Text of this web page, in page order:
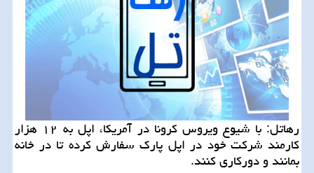
رهاتل: با شیوع ویروس كرونا در آمریكا، اپل به ۱۲ هزار
كارمند شركت خود در اپل پارك سفارش كرده تا در خانه
بمانند و دوركاری كنند.